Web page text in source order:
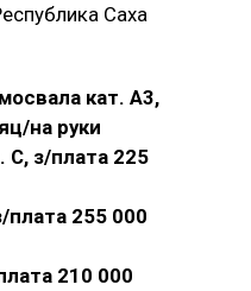
Саха
кат. А3,
на руки
С, з/плата 225
255 000
210 000